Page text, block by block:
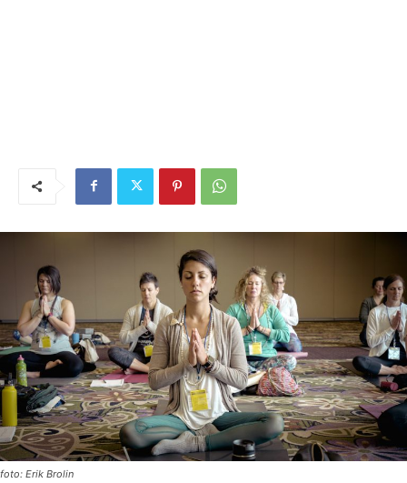
foto: Erik Brolin